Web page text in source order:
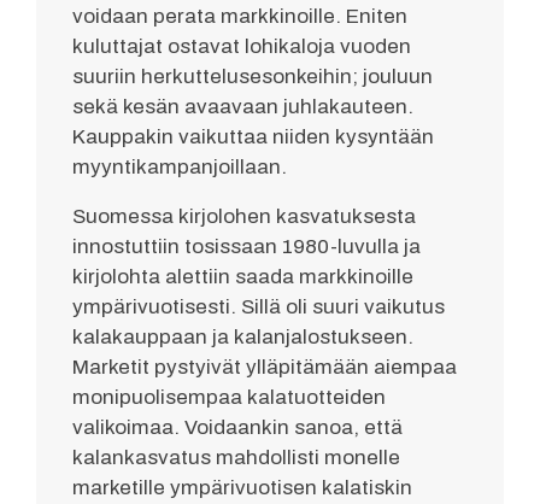
voidaan perata markkinoille. Eniten
kuluttajat ostavat lohikaloja vuoden
suuriin herkuttelusesonkeihin; jouluun
sekä kesän avaavaan juhlakauteen.
Kauppakin vaikuttaa niiden kysyntään
myyntikampanjoillaan.
Suomessa kirjolohen kasvatuksesta
innostuttiin tosissaan 1980-luvulla ja
kirjolohta alettiin saada markkinoille
ympärivuotisesti. Sillä oli suuri vaikutus
kalakauppaan ja kalanjalostukseen.
Marketit pystyivät ylläpitämään aiempaa
monipuolisempaa kalatuotteiden
valikoimaa. Voidaankin sanoa, että
kalankasvatus mahdollisti monelle
marketille ympärivuotisen kalatiskin